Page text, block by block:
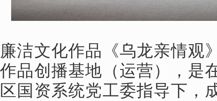
廉洁文化作品《乌龙亲情观
作品创播基地（运营），是
区国资系统党工委指导下，